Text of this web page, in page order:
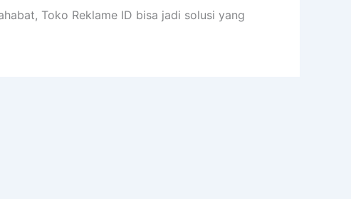
Toko Reklame ID bisa jadi solusi yang